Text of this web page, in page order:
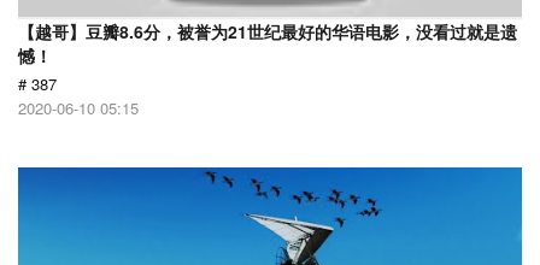
【越哥】豆瓣8.6分，被誉为21世纪最好的华语电影，没看过就是遗
憾！
# 387
2020-06-10 05:15